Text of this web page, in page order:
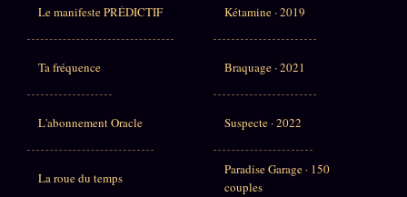
Le manifeste PRÉDICTIF
Ta fréquence
L'abonnement Oracle
La roue du temps
Kétamine · 2019
Braquage · 2021
Suspecte · 2022
Paradise Garage · 150
couples